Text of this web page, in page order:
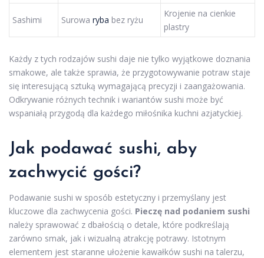
Sashimi Surowa ryba bez ryżu
Krojenie na cienkie
plastry
Każdy z tych rodzajów sushi daje nie tylko wyjątkowe doznania
smakowe, ale także sprawia, że przygotowywanie potraw staje
się interesującą sztuką wymagającą precyzji i zaangażowania.
Odkrywanie różnych technik i wariantów sushi może być
wspaniałą przygodą dla każdego miłośnika kuchni azjatyckiej.
Jak podawać sushi, aby
zachwycić gości?
Podawanie sushi w sposób estetyczny i przemyślany jest
kluczowe dla zachwycenia gości. Pieczę nad podaniem sushi
należy sprawować z dbałością o detale, które podkreślają
zarówno smak, jak i wizualną atrakcję potrawy. Istotnym
elementem jest staranne ułożenie kawałków sushi na talerzu,